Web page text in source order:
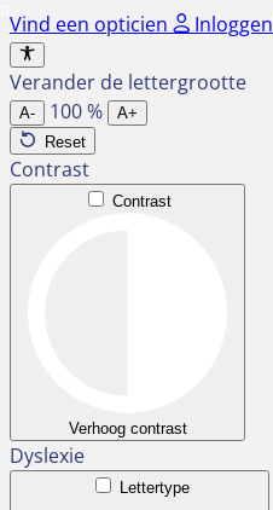
Ga
naar
de
inhoud
Vind een opticien Inloggen
Verander de lettergrootte
A- 100%
A+
Reset
Contrast
Contrast
Verhoog contrast
Dyslexie
Lettertype